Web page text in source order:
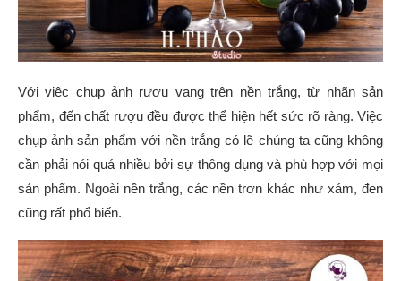
Với việc chụp ảnh rượu vang trên nền trắng, từ nhãn sản
phẩm, đến chất rượu đều được thể hiện hết sức rõ ràng. Việc
chụp ảnh sản phẩm với nền trắng có lẽ chúng ta cũng không
cần phải nói quá nhiều bởi sự thông dụng và phù hợp với mọi
sản phẩm. Ngoài nền trắng, các nền trơn khác như xám, đen
cũng rất phổ biến.